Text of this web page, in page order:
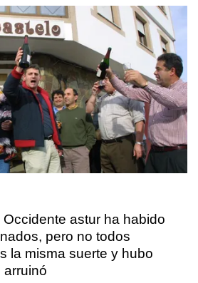
Occidente astur ha habido
pero no todos
la misma suerte y hubo
arruinó